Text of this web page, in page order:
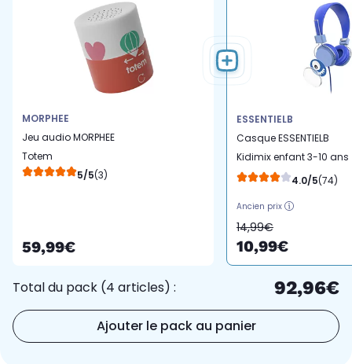
MORPHEE
Jeu audio MORPHEE
Totem
5/5(3)
59,99€
ESSENTIELB
Casque ESSENTIELB
Kidimix enfant 3-10 ans
personnalisable
4.0/5(74)
Ancien prix
14,99€
10,99€
Total du pack (4 articles) : 92,96€
Ajouter le pack au panier